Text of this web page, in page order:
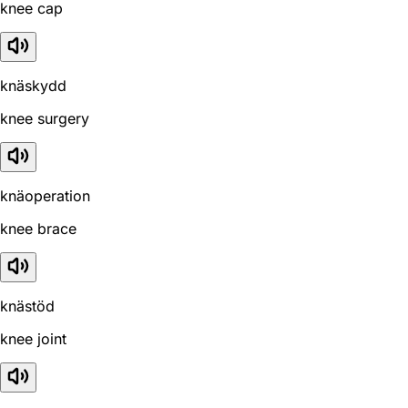
knee cap
knäskydd
knee surgery
knäoperation
knee brace
knästöd
knee joint